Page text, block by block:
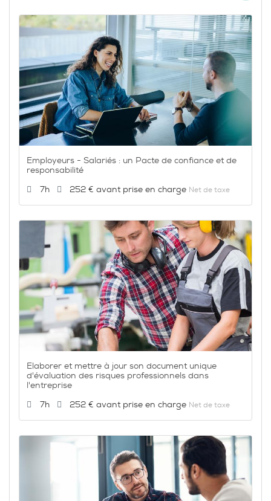
Employeurs - Salariés : un Pacte de confiance et de
responsabilité
Durée :
7h Prix :
252 € Net de taxe
Elaborer et mettre à jour son document unique
d'évaluation des risques professionnels dans
l'entreprise
Durée :
7h Prix :
252 € Net de taxe